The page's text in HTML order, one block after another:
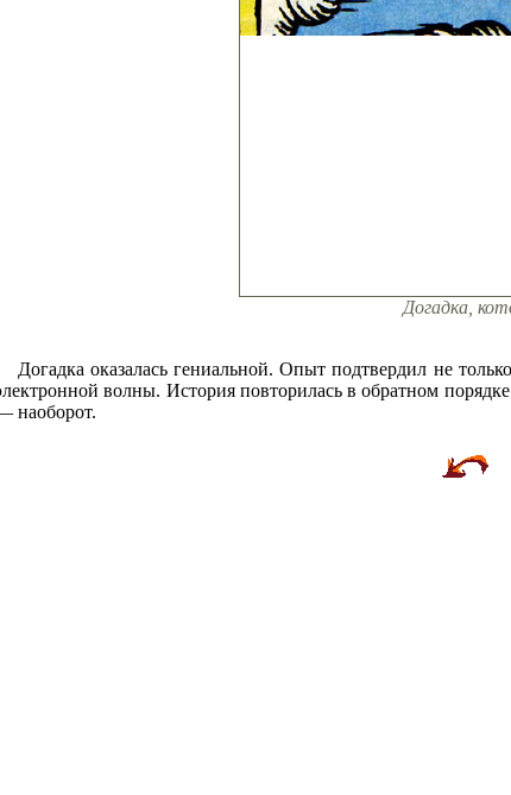
Догадка,
Догадка оказалась гениальной. Опыт подтвердил не
волны. История повторилась в обратном
наоборот.